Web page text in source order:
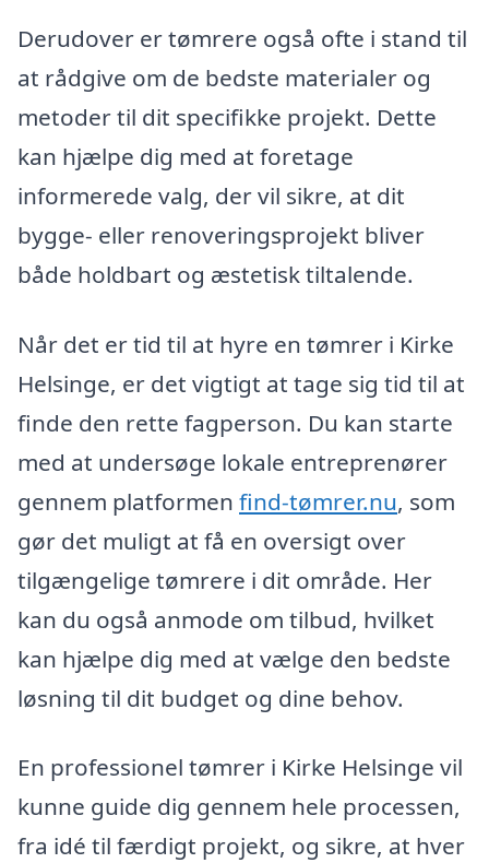
Derudover er tømrere også ofte i stand til
at rådgive om de bedste materialer og
metoder til dit specifikke projekt. Dette
kan hjælpe dig med at foretage
informerede valg, der vil sikre, at dit
bygge- eller renoveringsprojekt bliver
både holdbart og æstetisk tiltalende.
Når det er tid til at hyre en tømrer i Kirke
Helsinge, er det vigtigt at tage sig tid til at
finde den rette fagperson. Du kan starte
med at undersøge lokale entreprenører
gennem platformen find-tømrer.nu, som
gør det muligt at få en oversigt over
tilgængelige tømrere i dit område. Her
kan du også anmode om tilbud, hvilket
kan hjælpe dig med at vælge den bedste
løsning til dit budget og dine behov.
En professionel tømrer i Kirke Helsinge vil
kunne guide dig gennem hele processen,
fra idé til færdigt projekt, og sikre, at hver